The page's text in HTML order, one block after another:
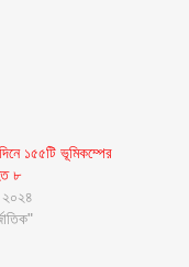
১৫৫টি ভূমিকম্পের
৮
২০২৪